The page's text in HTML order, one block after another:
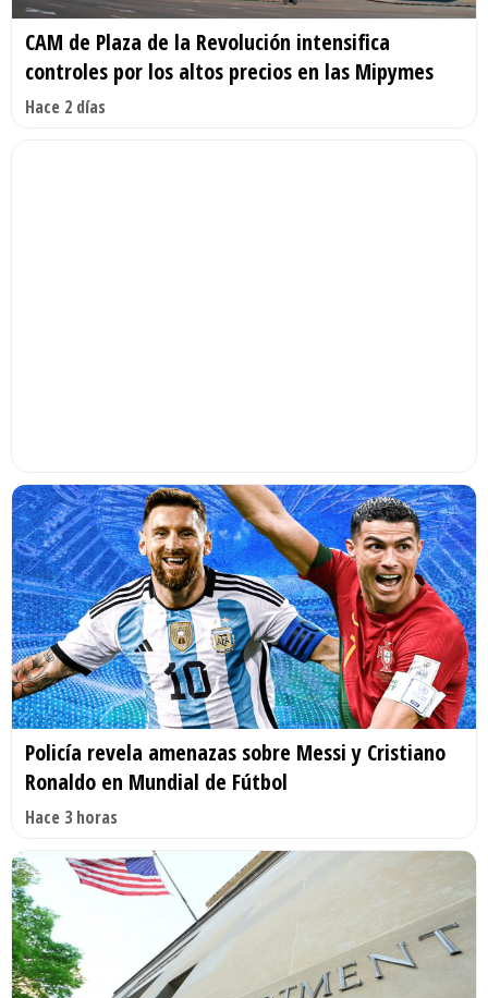
CAM de Plaza de la Revolución intensifica
controles por los altos precios en las Mipymes
Hace 2 días
Policía revela amenazas sobre Messi y Cristiano
Ronaldo en Mundial de Fútbol
Hace 3 horas